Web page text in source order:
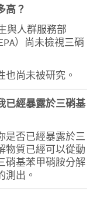
高？
與人群服務部
）尚未檢視三硝
尚未被研究。
已經暴露於三硝基
是否已經暴露於三
物質已經可以從動
硝基苯甲硝胺分解
測出。